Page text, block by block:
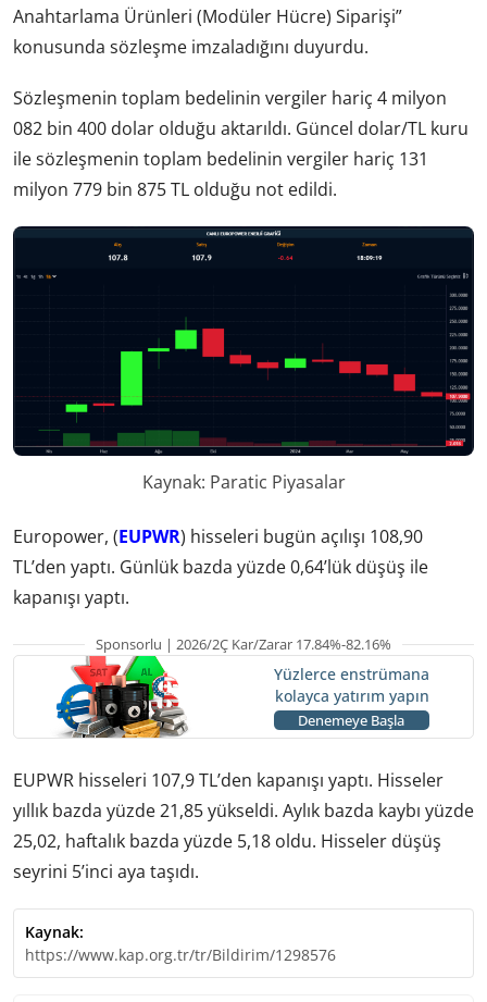
Anahtarlama Ürünleri (Modüler Hücre) Siparişi”
konusunda sözleşme imzaladığını duyurdu.
Sözleşmenin toplam bedelinin vergiler hariç 4 milyon
082 bin 400 dolar olduğu aktarıldı. Güncel dolar/TL kuru
ile sözleşmenin toplam bedelinin vergiler hariç 131
milyon 779 bin 875 TL olduğu not edildi.
Kaynak: Paratic Piyasalar
Europower, (EUPWR) hisseleri bugün açılışı 108,90
TL’den yaptı. Günlük bazda yüzde 0,64’lük düşüş ile
kapanışı yaptı.
Sponsorlu | 2026/2Ç Kar/Zarar 17.84%-82.16%
Yüzlerce enstrümana
kolayca yatırım yapın
Denemeye Başla
EUPWR hisseleri 107,9 TL’den kapanışı yaptı. Hisseler
yıllık bazda yüzde 21,85 yükseldi. Aylık bazda kaybı yüzde
25,02, haftalık bazda yüzde 5,18 oldu. Hisseler düşüş
seyrini 5’inci aya taşıdı.
Kaynak:
https://www.kap.org.tr/tr/Bildirim/1298576